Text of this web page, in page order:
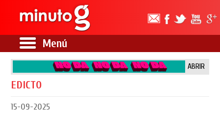
Menú
ABRIR
EDICTO
15-09-2025